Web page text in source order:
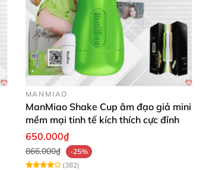
MANMIAO
ManMiao Shake Cup âm đạo giả mini
mềm mại tinh tế kích thích cực đỉnh
650.000₫
866.000₫
-25%
(382)